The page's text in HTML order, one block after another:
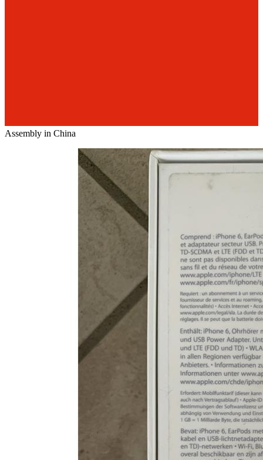
Assembly in China